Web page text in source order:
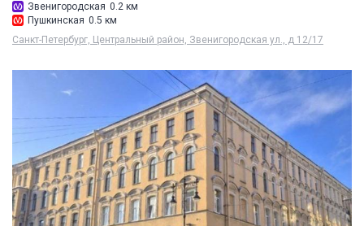
Звенигородская 0.2 км
Пушкинская 0.5 км
Санкт-Петербург, Центральный район, Звенигородская ул., д 12/17